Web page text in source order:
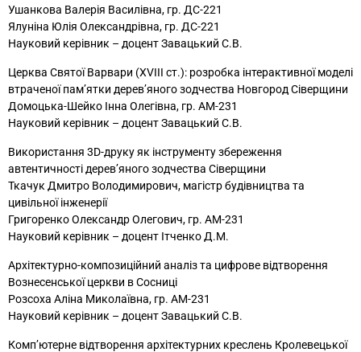
Ушанкова Валерія Василівна, гр. ДС-221
Ялуніна Юлія Олександрівна, гр. ДС-221
Науковий керівник – доцент Завацький С.В.
Церква Святої Варвари (XVIII ст.): розробка інтерактивної моделі
втраченої пам’ятки дерев’яного зодчества Новгород Сіверщини
Домоцька-Шейко Інна Олегівна, гр. АМ-231
Науковий керівник – доцент Завацький С.В.
Використання 3D-друку як інструменту збереження
автентичності дерев’яного зодчества Сіверщини
Ткачук Дмитро Володимирович, магістр будівництва та
цивільної інженерії
Григоренко Олександр Олегович, гр. АМ-231
Науковий керівник – доцент Ітченко Д.М.
Архітектурно-композиційний аналіз та цифрове відтворення
Вознесенської церкви в Сосниці
Розсоха Аліна Миколаївна, гр. АМ-231
Науковий керівник – доцент Завацький С.В.
Комп’ютерне відтворення архітектурних креслень Кролевецької